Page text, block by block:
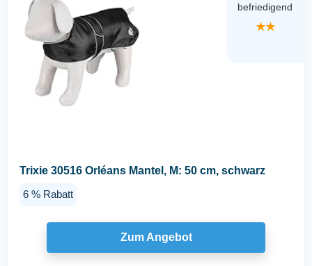
befriedigend
★★
Trixie 30516 Orléans Mantel, M: 50 cm, schwarz
6 % Rabatt
Zum Angebot